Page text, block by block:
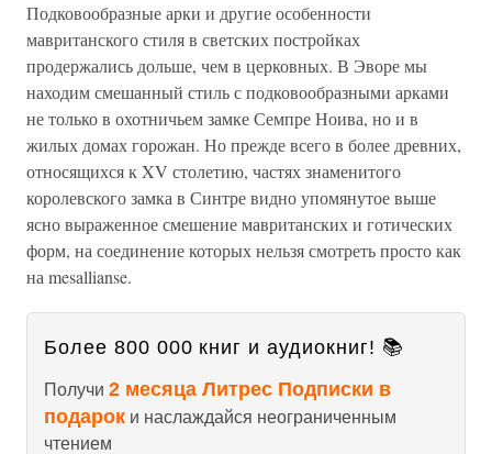
Подковообразные арки и другие особенности
мавританского стиля в светских постройках
продержались дольше, чем в церковных. В Эворе мы
находим смешанный стиль с подковообразными арками
не только в охотничьем замке Семпре Ноива, но и в
жилых домах горожан. Но прежде всего в более древних,
относящихся к XV столетию, частях знаменитого
королевского замка в Синтре видно упомянутое выше
ясно выраженное смешение мавританских и готических
форм, на соединение которых нельзя смотреть просто как
на mesallianse.
Более 800 000 книг и аудиокниг! 📚
Получи 2 месяца Литрес Подписки в
подарок и наслаждайся неограниченным
чтением